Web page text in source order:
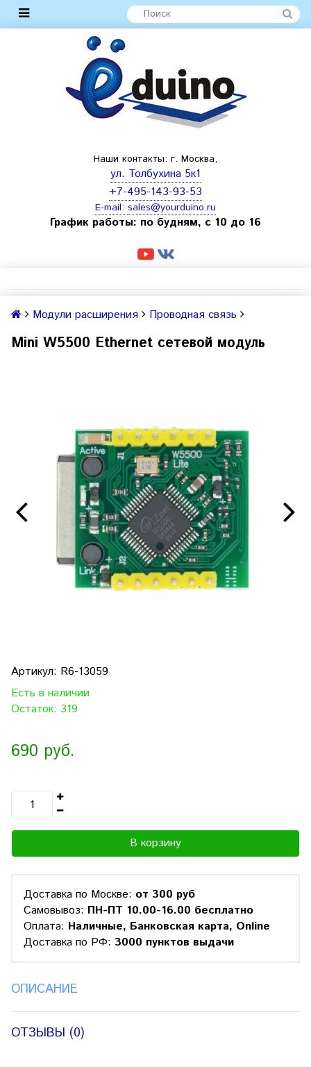
Наши контакты: г. Москва,
ул. Толбухина 5к1
+7-495-143-93-53
E-mail: sales@yourduino.ru
График работы: по будням, с 10 до 16
Модули расширения Проводная связь
Mini W5500 Ethernet сетевой модуль
Артикул: R6-13059
Есть в наличии
Остаток: 319
690 руб.
В корзину
Доставка по Москве: от 300 руб
Самовывоз: ПН-ПТ 10.00-16.00 бесплатно
Оплата: Наличные, Банковская карта, Online
Доставка по РФ: 3000 пунктов выдачи
ОПИСАНИЕ
ОТЗЫВЫ (0)